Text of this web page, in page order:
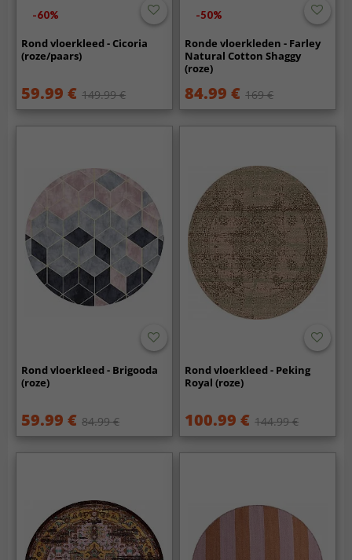
-60%
Rond vloerkleed - Cicoria
(roze/paars)
59.99 € 149.99 €
-50%
Ronde vloerkleden - Farley
Natural Cotton Shaggy
(roze)
84.99 € 169 €
Rond vloerkleed - Brigooda
(roze)
59.99 € 84.99 €
Rond vloerkleed - Peking
Royal (roze)
100.99 € 144.99 €